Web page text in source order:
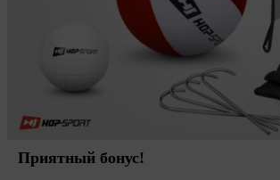
Приятный бонус!